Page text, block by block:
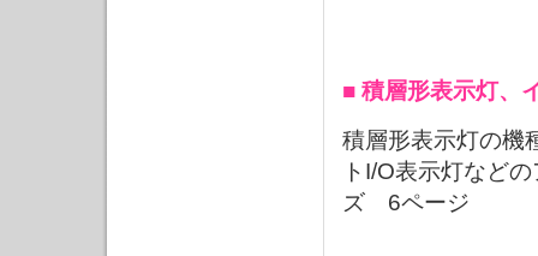
■ 積層形表示灯、
積層形表示灯の機
トI/O表示灯など
ズ 6ページ